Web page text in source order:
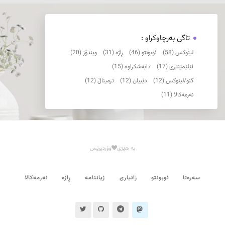
تاگی بەرچاوکراو :
لینوکس (58) ئوبونتو (46) ڕاژە (31)
ویندۆز (20)
ئێلێمێنتری (17)
دابەشکراوە (15)
گنو/لینوکس (12)
دێبیان (12)
ترمیناڵ (12)
نەرمەکالا (11)
بە هێزی وۆردپرێس
سەرەتا ئوبونتو زانیاری ژیاننامە ڕاژە نەرمەکالا